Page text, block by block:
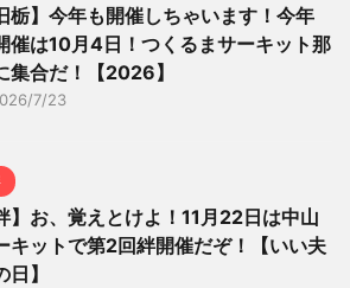
栃】今年も開催しちゃいます！今年
催は10月4日！つくるまサーキット那
集合だ！【2026】
7/23
】お、覚えとけよ！11月22日は中山
キットで第2回絆開催だぞ！【いい夫
日】